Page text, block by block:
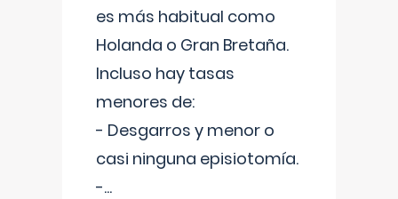
es más habitual como
Holanda o Gran Bretaña.
Incluso hay tasas
menores de:
- Desgarros y menor o
casi ninguna episiotomía.
-...